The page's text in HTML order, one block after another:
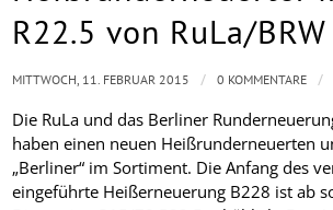
R22.5 von RuLa/BRW
Die RuLa und das Berliner
haben einen neuen Heißrunderneuerten
„Berliner“ im Sortiment. Die Anfang des
eingeführte Heißerneuerung B228 ist ab
MITTWOCH, 11. FEBRUAR 2015 / 0 KOMMENTARE /